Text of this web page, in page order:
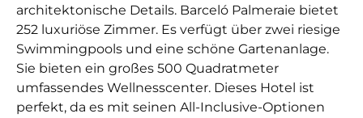
architektonische Details. Barceló Palmeraie bietet
252 luxuriöse Zimmer. Es verfügt über zwei riesige
Swimmingpools und eine schöne Gartenanlage.
Sie bieten ein großes 500 Quadratmeter
umfassendes Wellnesscenter. Dieses Hotel ist
perfekt, da es mit seinen All-Inclusive-Optionen